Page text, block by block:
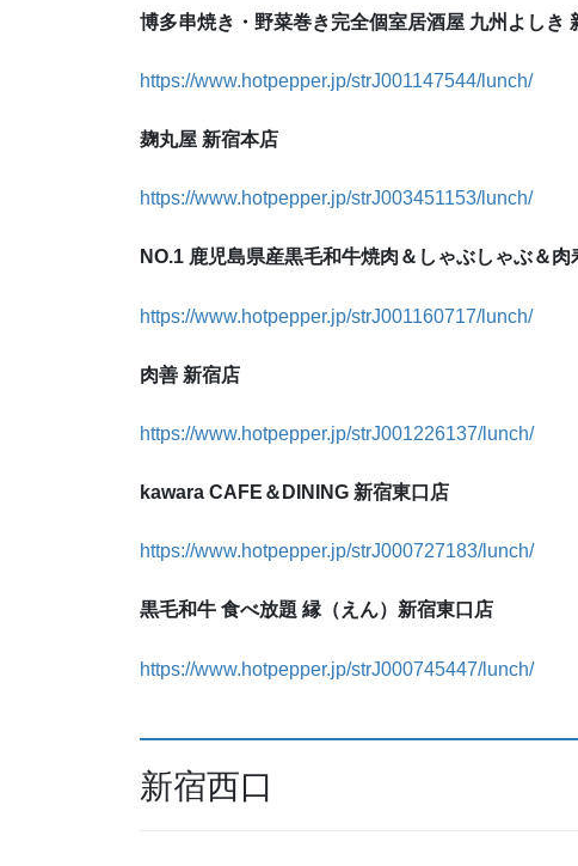
博多串焼き・野菜巻き完全個室居酒屋 九州よしき
https://www.hotpepper.jp/strJ001147544/lunch/
麹丸屋 新宿本店
https://www.hotpepper.jp/strJ003451153/lunch/
NO.1 鹿児島県産黒毛和牛焼肉＆しゃぶしゃぶ＆
https://www.hotpepper.jp/strJ001160717/lunch/
肉善 新宿店
https://www.hotpepper.jp/strJ001226137/lunch/
kawara CAFE＆DINING 新宿東口店
https://www.hotpepper.jp/strJ000727183/lunch/
黒毛和牛 食べ放題 縁（えん）新宿東口店
https://www.hotpepper.jp/strJ000745447/lunch/
新宿西口